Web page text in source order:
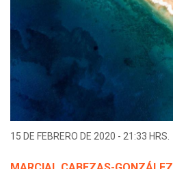
15 DE FEBRERO DE 2020 - 21:33 HRS.